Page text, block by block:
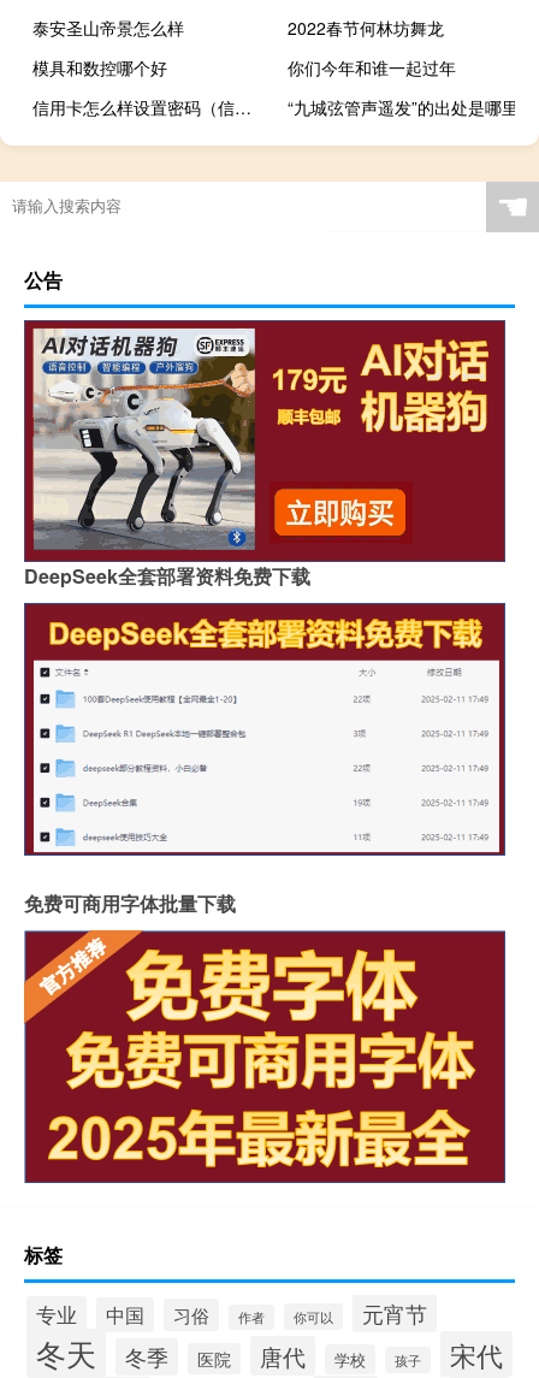
泰安圣山帝景怎么样
2022春节何林坊舞龙
模具和数控哪个好
你们今年和谁一起过年
信用卡怎么样设置密码（信用卡怎么样设置密码）
“九城弦管声遥发”的出处是哪里
☚
公告
DeepSeek全套部署资料免费下载
免费可商用字体批量下载
标签
专业 中国 习俗 作者 你可以 元宵节
冬天 冬季 医院 唐代 学校 孩子 宋代